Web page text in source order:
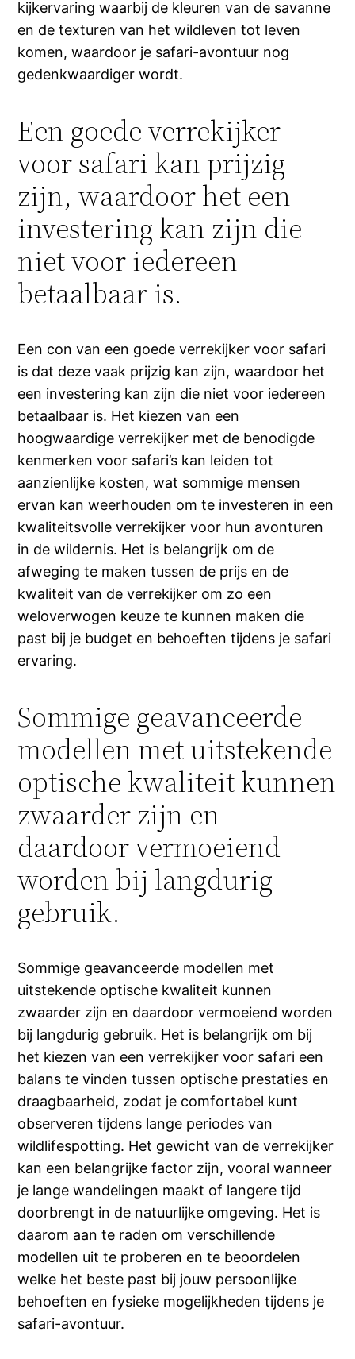
kijkervaring waarbij de kleuren van de savanne
en de texturen van het wildleven tot leven
komen, waardoor je safari-avontuur nog
gedenkwaardiger wordt.
Een goede verrekijker
voor safari kan prijzig
zijn, waardoor het een
investering kan zijn die
niet voor iedereen
betaalbaar is.
Een con van een goede verrekijker voor safari
is dat deze vaak prijzig kan zijn, waardoor het
een investering kan zijn die niet voor iedereen
betaalbaar is. Het kiezen van een
hoogwaardige verrekijker met de benodigde
kenmerken voor safari’s kan leiden tot
aanzienlijke kosten, wat sommige mensen
ervan kan weerhouden om te investeren in een
kwaliteitsvolle verrekijker voor hun avonturen
in de wildernis. Het is belangrijk om de
afweging te maken tussen de prijs en de
kwaliteit van de verrekijker om zo een
weloverwogen keuze te kunnen maken die
past bij je budget en behoeften tijdens je safari
ervaring.
Sommige geavanceerde
modellen met uitstekende
optische kwaliteit kunnen
zwaarder zijn en
daardoor vermoeiend
worden bij langdurig
gebruik.
Sommige geavanceerde modellen met
uitstekende optische kwaliteit kunnen
zwaarder zijn en daardoor vermoeiend worden
bij langdurig gebruik. Het is belangrijk om bij
het kiezen van een verrekijker voor safari een
balans te vinden tussen optische prestaties en
draagbaarheid, zodat je comfortabel kunt
observeren tijdens lange periodes van
wildlifespotting. Het gewicht van de verrekijker
kan een belangrijke factor zijn, vooral wanneer
je lange wandelingen maakt of langere tijd
doorbrengt in de natuurlijke omgeving. Het is
daarom aan te raden om verschillende
modellen uit te proberen en te beoordelen
welke het beste past bij jouw persoonlijke
behoeften en fysieke mogelijkheden tijdens je
safari-avontuur.